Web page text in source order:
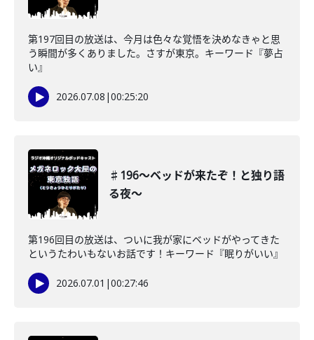
第197回目の放送は、今月は色々な覚悟を決めなきゃと思
う瞬間が多くありました。さすが東京。キーワード『夢占
い』
2026.07.08 |00:25:20
♯196〜ベッドが来たぞ！と独り語
る夜〜
第196回目の放送は、ついに我が家にベッドがやってきた
というたわいもないお話です！キーワード『眠りがいい』
2026.07.01 |00:27:46